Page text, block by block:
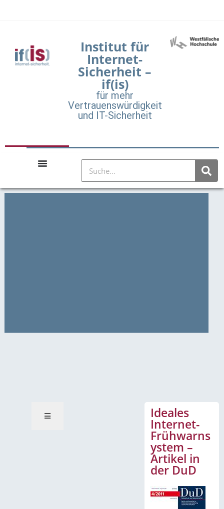
Institut für
Internet-
Sicherheit –
if(is)
für mehr
Vertrauenswürdigkeit
und IT-Sicherheit
Ideales
Internet-
Frühwarns
ystem –
Artikel in
der DuD